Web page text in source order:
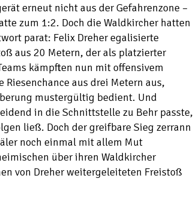
erneut nicht aus der Gefahrenzone –
zum 1:2. Doch die Waldkircher hatten
parat: Felix Dreher egalisierte
aus 20 Metern, der als platzierter
kämpften nun mit offensivem
aus drei Metern aus,
mustergültig bedient. Und
in die Schnittstelle zu Behr passte,
ließ. Doch der greifbare Sieg zerrann
noch einmal mit allem Mut
über ihren Waldkircher
von Dreher weitergeleiteten Freistoß